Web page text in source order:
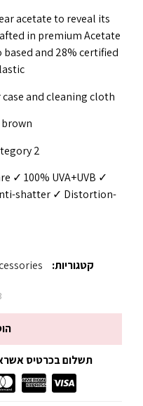
acetate to reveal its
in premium Acetate
and 28% certified
and cleaning cloth
2
✓ 100% UVA+UVB
shatter ✓ Distortion-
קטגוריות:
3
תשלום בכרטיס אשראי עד 3 תשלומים